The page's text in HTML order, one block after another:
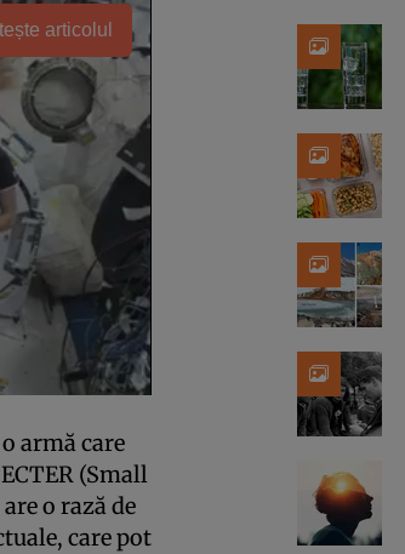
articolul
armă care
(Small
o rază de
care pot